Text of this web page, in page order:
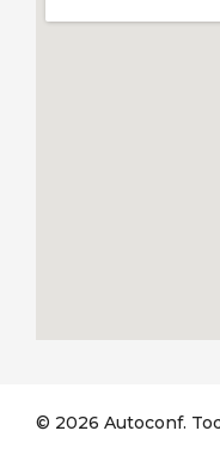
© 2026 Autoconf.